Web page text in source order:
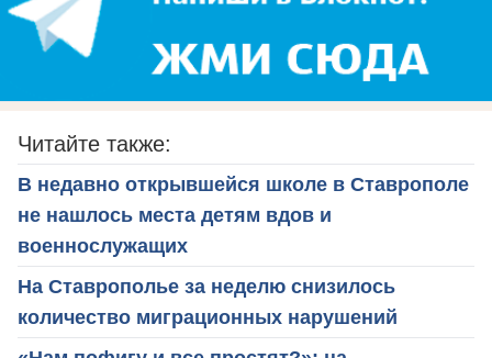
Читайте также:
В недавно открывшейся школе в Ставрополе
не нашлось места детям вдов и
военнослужащих
На Ставрополье за неделю снизилось
количество миграционных нарушений